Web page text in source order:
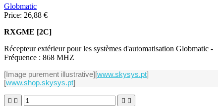
Globmatic
Price: 26,88 €
RXGME [2C]
Récepteur extérieur pour les systèmes d'automatisation Globmatic -
Fréquence : 868 MHZ
[Image purement illustrative][www.skysys.pt]
[www.shop.skysys.pt]
   